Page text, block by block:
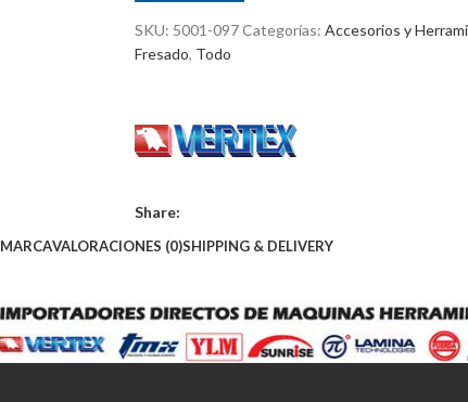
SKU: 5001-097Categorías: Accesorios y
Fresado, Todo
Share:
MARCAVALORACIONES (0)SHIPPING & DELIVERY